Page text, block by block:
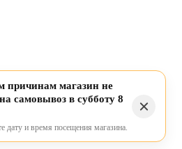
причинам магазин не
самовывоз в субботу 8
дату и время посещения магазина.